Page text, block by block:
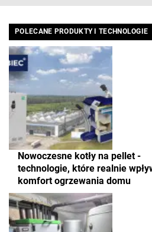
POLECANE PRODUKTY I TECHNOLOGIE
Nowoczesne kotły na pellet -
technologie, które realnie
komfort ogrzewania domu